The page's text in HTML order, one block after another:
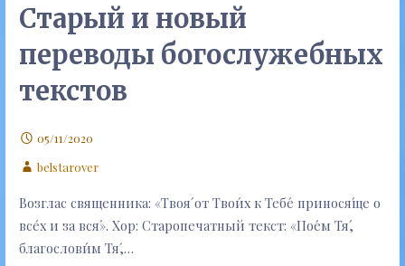
Старый и новый
переводы богослужебных
текстов
05/11/2020
belstarover
Возглас священника: «Твоя́ от Твои́х к Тебе́ принося́ще о
все́х и за вся́». Хор: Старопечатный текст: «Пое́м Тя́,
благослови́м Тя́,…